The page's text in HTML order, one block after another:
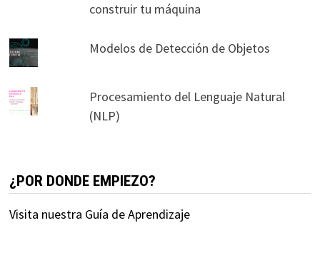
construir tu máquina
Modelos de Detección de Objetos